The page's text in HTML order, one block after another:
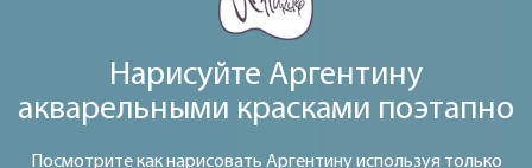
Нарисуйте Аргентину
акварельными красками поэтапно
Посмотрите как нарисовать Аргентину используя только